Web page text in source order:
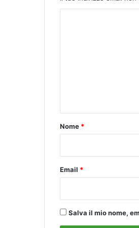
I
o
Nome *
Email *
Salva il mio nome,